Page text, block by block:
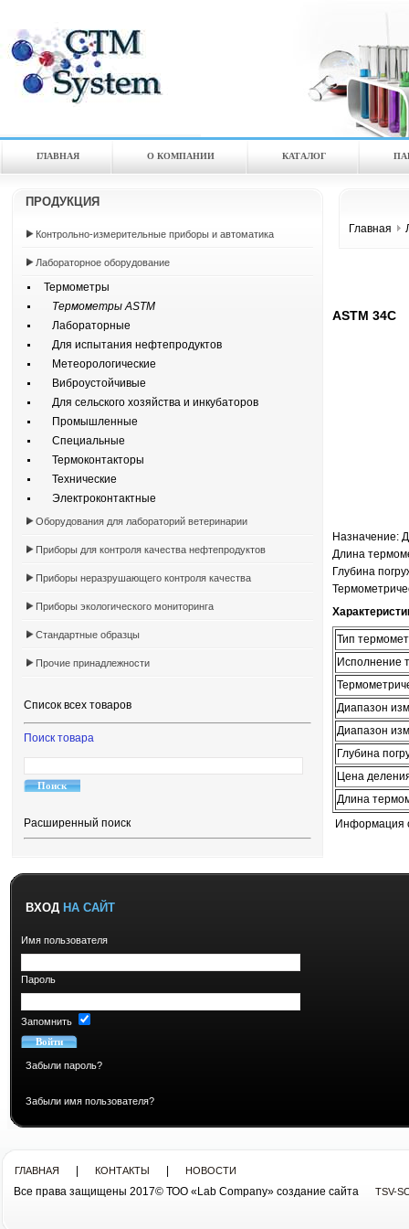
ГЛАВНАЯ О КОМПАНИИ КАТАЛOГ
ПРОДУКЦИЯ
Контрольно-измерительные приборы и автоматика
Лабораторное оборудование
Термометры
Термометры ASTM
Лабораторные
Для испытания нефтепродуктов
Метеорологические
Виброустойчивые
Для сельского хозяйства и инкубаторов
Промышленные
Специальные
Термоконтакторы
Технические
Электроконтактные
Оборудования для лабораторий ветеринарии
Приборы для контроля качества нефтепродуктов
Приборы неразрушающего контроля качества
Приборы экологического мониторинга
Стандартные образцы
Прочие принадлежности
Список всех товаров
Поиск товара
Расширенный поиск
Главная
ASTM 34C
Назначение:
Длина
Глубина
Тип
Исполнение
Диапазон
Диапазон
Глубина
Цена
Длина
Информация
ВХОД НА САЙТ
Имя пользователя
Пароль
Запомнить
Забыли пароль?
Забыли имя пользователя?
ГЛАВНАЯ КОНТАКТЫ НОВОСТИ
Все права защищены 2017© ТОО «Lab Company» cоздание сайта TSV-